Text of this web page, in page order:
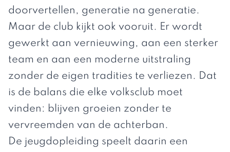
doorvertellen, generatie na generatie.
Maar de club kijkt ook vooruit. Er wordt
gewerkt aan vernieuwing, aan een sterker
team en aan een moderne uitstraling
zonder de eigen tradities te verliezen. Dat
is de balans die elke volksclub moet
vinden: blijven groeien zonder te
vervreemden van de achterban.
De jeugdopleiding speelt daarin een